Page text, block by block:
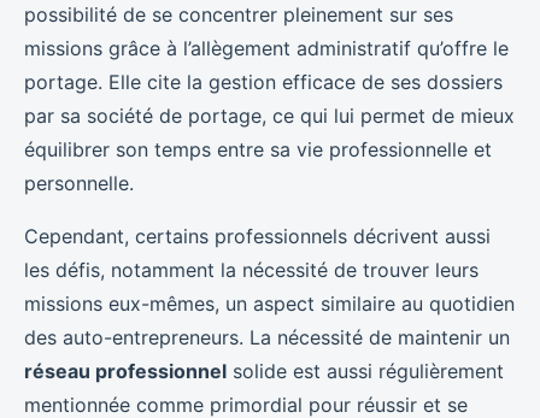
possibilité de se concentrer pleinement sur ses
missions grâce à l’allègement administratif qu’offre le
portage. Elle cite la gestion efficace de ses dossiers
par sa société de portage, ce qui lui permet de mieux
équilibrer son temps entre sa vie professionnelle et
personnelle.
Cependant, certains professionnels décrivent aussi
les défis, notamment la nécessité de trouver leurs
missions eux-mêmes, un aspect similaire au quotidien
des auto-entrepreneurs. La nécessité de maintenir un
réseau professionnel solide est aussi régulièrement
mentionnée comme primordial pour réussir et se